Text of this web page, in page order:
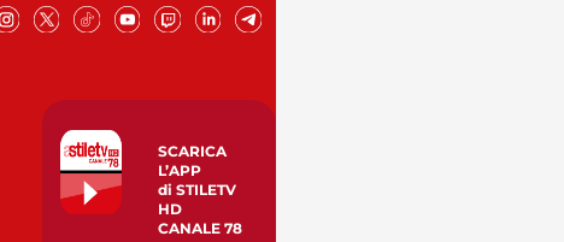
SCARICA
L’APP
di STILETV
HD
CANALE 78